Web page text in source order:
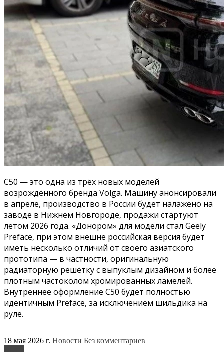
C50 — это одна из трёх новых моделей
возрождённого бренда Volga. Машину анонсировали
в апреле, производство в России будет налажено на
заводе в Нижнем Новгороде, продажи стартуют
летом 2026 года. «Донором» для модели стал Geely
Preface, при этом внешне российская версия будет
иметь несколько отличий от своего азиатского
прототипа — в частности, оригинальную
радиаторную решётку с выпуклым дизайном и более
плотным частоколом хромированных ламелей.
Внутреннее оформление C50 будет полностью
идентичным Preface, за исключением шильдика на
руле.
18 мая 2026 г. Новости Без комментариев